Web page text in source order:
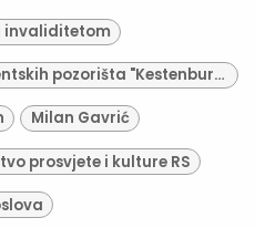
invaliditetom
Međunarodni festival studentskih pozorišta "Kestenburg"
Milan Gavrić
prosvjete i kulture RS